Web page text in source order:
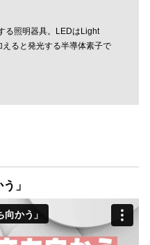
る照明器具。LEDはLight
ると発光する半導体素子で
」